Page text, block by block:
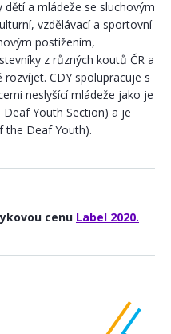
a mládeže se sluchovým
vzdělávací a sportovní
postižením,
z různých koutů ČR a
CDY spolupracuje s
neslyšící mládeže jako je
Youth Section) a je
the Deaf Youth).
cenu Label 2020.